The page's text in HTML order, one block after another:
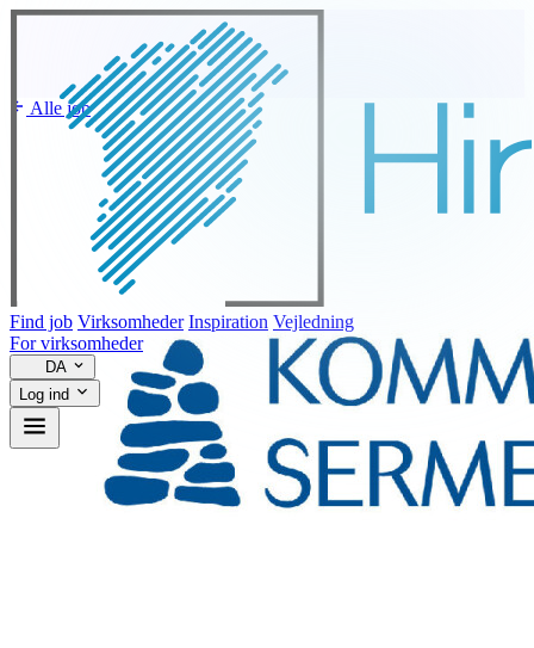
Find job Virksomheder Inspiration Vejledning
For virksomheder
DA
Log ind
Alle job